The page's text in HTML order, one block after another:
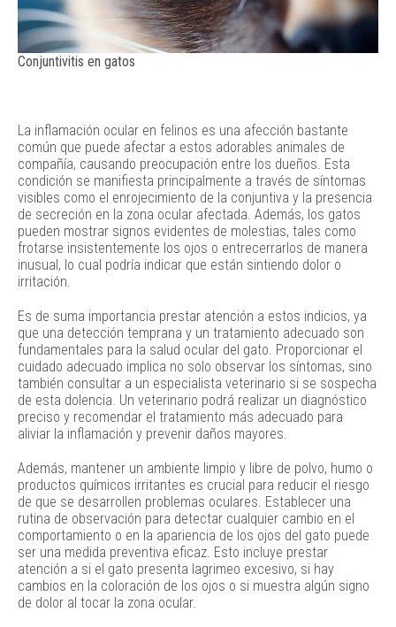
Conjuntivitis en gatos
La inflamación ocular en felinos es una afección bastante
común que puede afectar a estos adorables animales de
compañía, causando preocupación entre los dueños. Esta
condición se manifiesta principalmente a través de síntomas
visibles como el enrojecimiento de la conjuntiva y la presencia
de secreción en la zona ocular afectada. Además, los gatos
pueden mostrar signos evidentes de molestias, tales como
frotarse insistentemente los ojos o entrecerrarlos de manera
inusual, lo cual podría indicar que están sintiendo dolor o
irritación.
Es de suma importancia prestar atención a estos indicios, ya
que una detección temprana y un tratamiento adecuado son
fundamentales para la salud ocular del gato. Proporcionar el
cuidado adecuado implica no solo observar los síntomas, sino
también consultar a un especialista veterinario si se sospecha
de esta dolencia. Un veterinario podrá realizar un diagnóstico
preciso y recomendar el tratamiento más adecuado para
aliviar la inflamación y prevenir daños mayores.
Además, mantener un ambiente limpio y libre de polvo, humo o
productos químicos irritantes es crucial para reducir el riesgo
de que se desarrollen problemas oculares. Establecer una
rutina de observación para detectar cualquier cambio en el
comportamiento o en la apariencia de los ojos del gato puede
ser una medida preventiva eficaz. Esto incluye prestar
atención a si el gato presenta lagrimeo excesivo, si hay
cambios en la coloración de los ojos o si muestra algún signo
de dolor al tocar la zona ocular.